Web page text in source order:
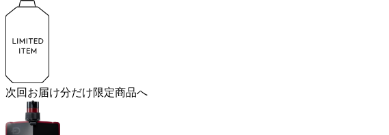
次回お届け分だけ限定商品へ